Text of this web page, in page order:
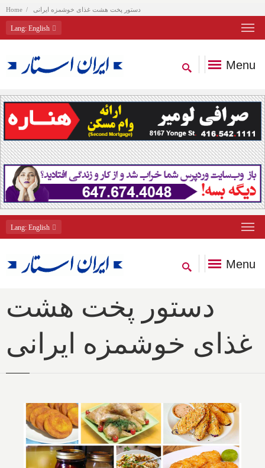
Home دستور پخت هشت غذای خوشمزه ایرانی
Lang: English
Menu
Lang: English
Menu
دستور پخت هشت
غذای خوشمزه ایرانی